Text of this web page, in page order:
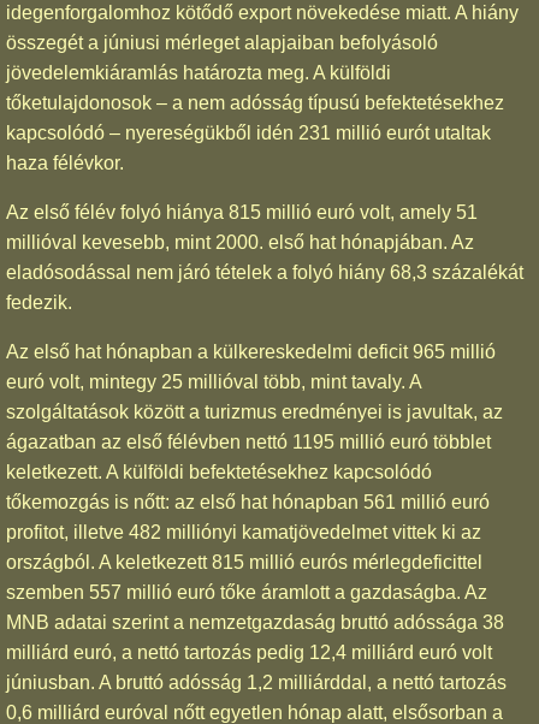
idegenforgalomhoz kötődő export növekedése miatt. A hiány
összegét a júniusi mérleget alapjaiban befolyásoló
jövedelemkiáramlás határozta meg. A külföldi
tőketulajdonosok – a nem adósság típusú befektetésekhez
kapcsolódó – nyereségükből idén 231 millió eurót utaltak
haza félévkor.
Az első félév folyó hiánya 815 millió euró volt, amely 51
millióval kevesebb, mint 2000. első hat hónapjában. Az
eladósodással nem járó tételek a folyó hiány 68,3 százalékát
fedezik.
Az első hat hónapban a külkereskedelmi deficit 965 millió
euró volt, mintegy 25 millióval több, mint tavaly. A
szolgáltatások között a turizmus eredményei is javultak, az
ágazatban az első félévben nettó 1195 millió euró többlet
keletkezett. A külföldi befektetésekhez kapcsolódó
tőkemozgás is nőtt: az első hat hónapban 561 millió euró
profitot, illetve 482 milliónyi kamatjövedelmet vittek ki az
országból. A keletkezett 815 millió eurós mérlegdeficittel
szemben 557 millió euró tőke áramlott a gazdaságba. Az
MNB adatai szerint a nemzetgazdaság bruttó adóssága 38
milliárd euró, a nettó tartozás pedig 12,4 milliárd euró volt
júniusban. A bruttó adósság 1,2 milliárddal, a nettó tartozás
0,6 milliárd euróval nőtt egyetlen hónap alatt, elsősorban a